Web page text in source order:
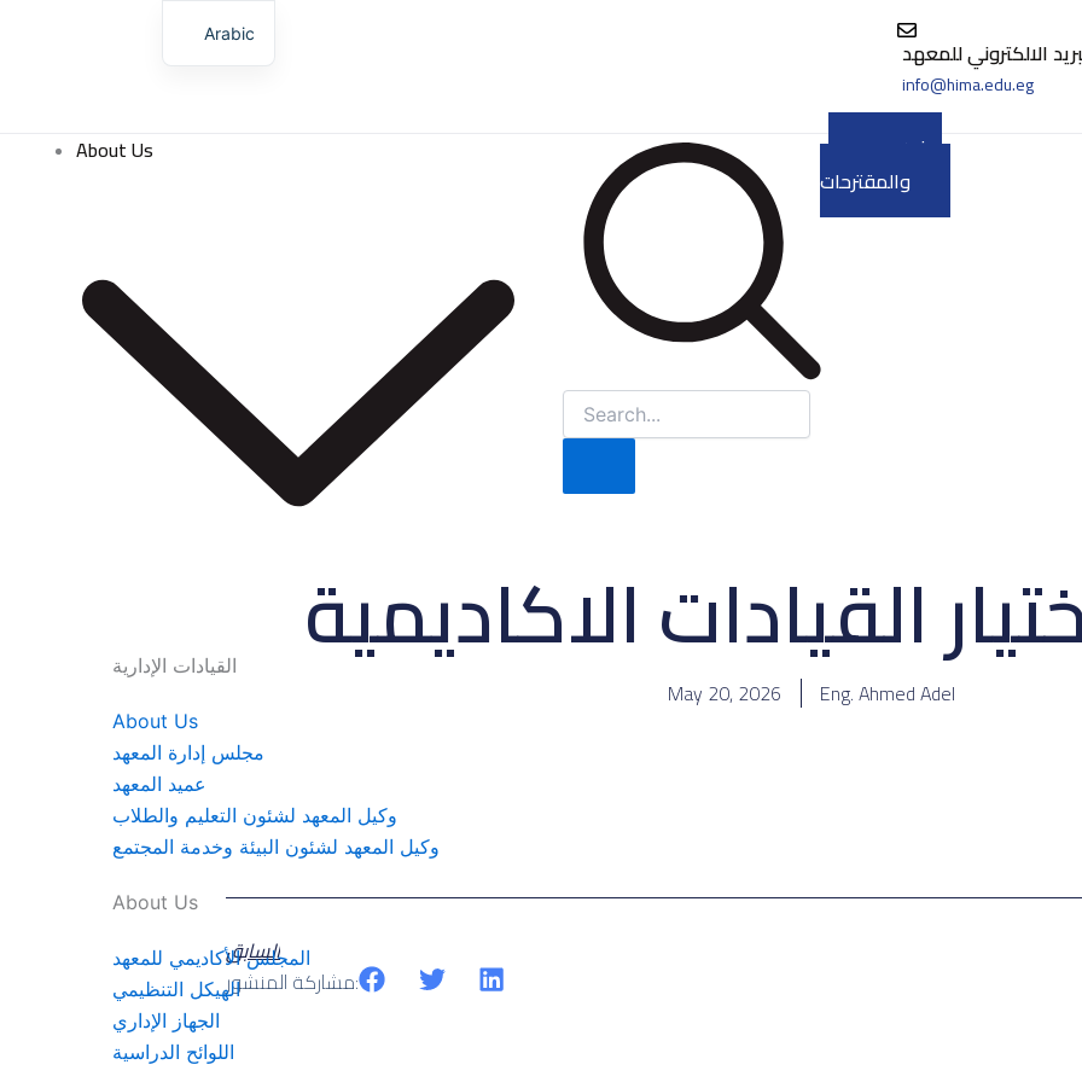
الالكتروني للمعهد
info@hima.edu.eg
About Us
القيادات الإدارية
About Us
مجلس إدارة المعهد
عميد المعهد
وكيل المعهد لشئون التعليم والطلاب
وكيل المعهد لشئون البيئة وخدمة المجتمع
About Us
المجلس الأكاديمي للمعهد
الهيكل التنظيمي
الجهاز الإداري
اللوائح الدراسية
الشكاوى
والمقترحات
القيادات الاكاديمية
May 20, 2026 Eng. Ahmed Adel
السابق
مشاركة المنشور:
Arabic